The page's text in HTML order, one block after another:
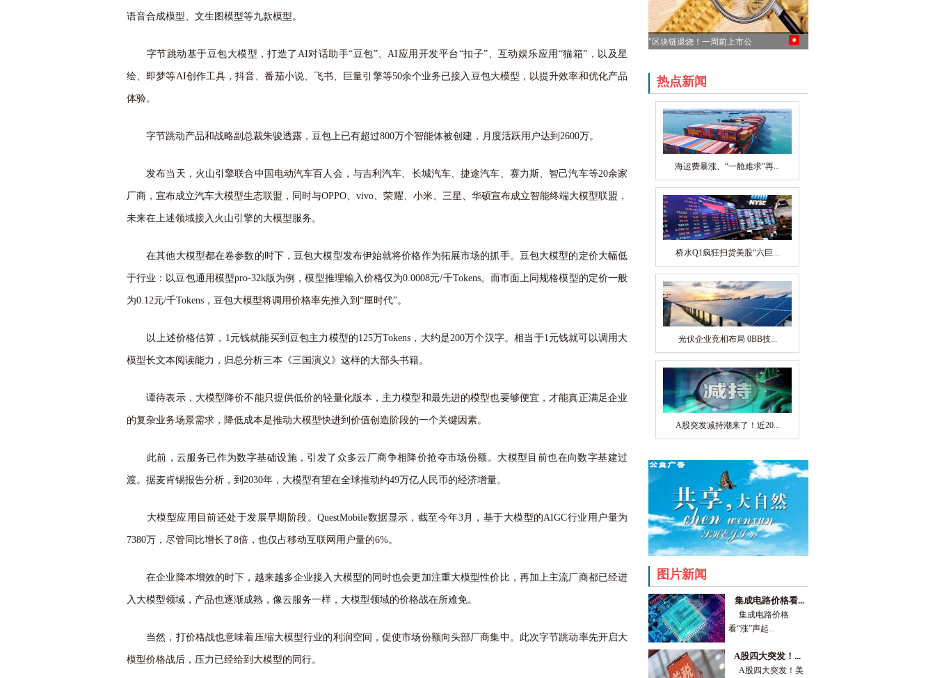
"区块链退烧！一周前上市公
●
热点新闻
海运费暴涨、“一舱难求”再...
桥水Q1疯狂扫货美股“六巨...
光伏企业竞相布局 0BB技...
A股突发减持潮来了！近20...
图片新闻
集成电路价格看...
集成电路价格
看“涨”声起...
A股四大突发！...
A股四大突发！美
语音合成模型、文生图模型等九款模型。
字节跳动基于豆包大模型，打造了AI对话助手“豆包”、AI应用开发平台“扣子”、互动娱乐应用“猫箱”，以及星
绘、即梦等AI创作工具，抖音、番茄小说、飞书、巨量引擎等50余个业务已接入豆包大模型，以提升效率和优化产品
体验。
字节跳动产品和战略副总裁朱骏透露，豆包上已有超过800万个智能体被创建，月度活跃用户达到2600万。
发布当天，火山引擎联合中国电动汽车百人会，与吉利汽车、 长城汽车、捷途汽车、 赛力斯、智己汽车等20余家
厂商，宣布成立汽车大模型生态联盟，同时与OPPO、vivo、荣耀、小米、三星、华硕宣布成立智能终端大模型联盟，
未来在上述领域接入火山引擎的大模型服务。
在其他大模型都在卷参数的时下，豆包大模型发布伊始就将价格作为拓展市场的抓手。豆包大模型的定价大幅低
于行业：以豆包通用模型pro-32k版为例，模型推理输入价格仅为0.0008元/千Tokens。而市面上同规格模型的定价一般
为0.12元/千Tokens，豆包大模型将调用价格率先推入到“厘时代”。
以上述价格估算，1元钱就能买到豆包主力模型的125万Tokens，大约是200万个汉字。相当于1元钱就可以调用大
模型长文本阅读能力，归总分析三本《三国演义》这样的大部头书籍。
谭待表示，大模型降价不能只提供低价的轻量化版本，主力模型和最先进的模型也要够便宜，才能真正满足企业
的复杂业务场景需求，降低成本是推动大模型快进到价值创造阶段的一个关键因素。
此前，云服务已作为数字基础设施，引发了众多云厂商争相降价抢夺市场份额。大模型目前也在向数字基建过
渡。据麦肯锡报告分析，到2030年，大模型有望在全球推动约49万亿人民币的经济增量。
大模型应用目前还处于发展早期阶段。QuestMobile数据显示，截至今年3月，基于大模型的AIGC行业用户量为
7380万，尽管同比增长了8倍，也仅占移动互联网用户量的6%。
在企业降本增效的时下，越来越多企业接入大模型的同时也会更加注重大模型性价比，再加上主流厂商都已经进
入大模型领域，产品也逐渐成熟，像云服务一样，大模型领域的价格战在所难免。
当然，打价格战也意味着压缩大模型行业的利润空间，促使市场份额向头部厂商集中。此次字节跳动率先开启大
模型价格战后，压力已经给到大模型的同行。